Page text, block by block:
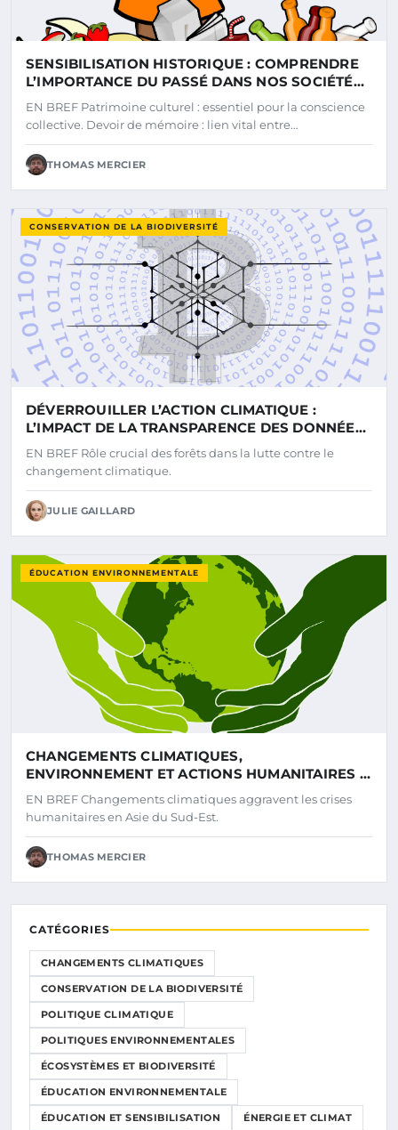
SENSIBILISATION HISTORIQUE : COMPRENDRE
L’IMPORTANCE DU PASSÉ DANS NOS SOCIÉTÉS
MODERNES
EN BREF Patrimoine culturel : essentiel pour la conscience
collective. Devoir de mémoire : lien vital entre…
THOMAS MERCIER
CONSERVATION DE LA BIODIVERSITÉ
DÉVERROUILLER L’ACTION CLIMATIQUE :
L’IMPACT DE LA TRANSPARENCE DES DONNÉES
FORESTIÈRES
EN BREF Rôle crucial des forêts dans la lutte contre le
changement climatique.
JULIE GAILLARD
ÉDUCATION ENVIRONNEMENTALE
CHANGEMENTS CLIMATIQUES,
ENVIRONNEMENT ET ACTIONS HUMANITAIRES :
ENJEUX EN ASIE DU SUD-EST
EN BREF Changements climatiques aggravent les crises
humanitaires en Asie du Sud-Est.
THOMAS MERCIER
CATÉGORIES
CHANGEMENTS CLIMATIQUES
CONSERVATION DE LA BIODIVERSITÉ
POLITIQUE CLIMATIQUE
POLITIQUES ENVIRONNEMENTALES
ÉCOSYSTÈMES ET BIODIVERSITÉ
ÉDUCATION ENVIRONNEMENTALE
ÉDUCATION ET SENSIBILISATION ÉNERGIE ET CLIMAT